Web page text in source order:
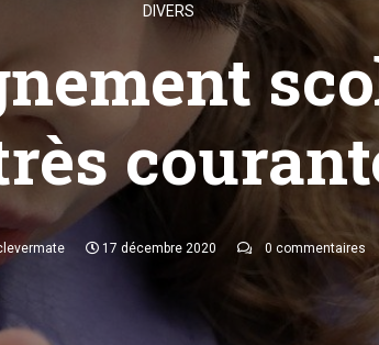
DIVERS
17 décembre 2020 0 commentaires